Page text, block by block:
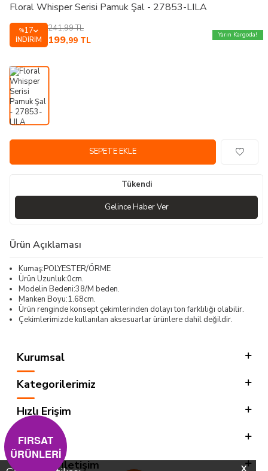
Floral Whisper Serisi Pamuk Şal - 27853-LILA
%17
İNDIRIM
241,99TL
199,99 TL
Yarın Kargoda!
SEPETE EKLE
Tükendi
Gelince Haber Ver
Ürün Açıklaması
Kumaş:POLYESTER/ÖRME
Ürün Uzunluk:0cm.
Modelin Bedeni:38/M beden.
Manken Boyu:1.68cm.
Ürün renginde konsept çekimlerinden dolayı ton farklılığı olabilir.
Çekimlerimizde kullanılan aksesuarlar ürünlere dahil değildir.
Kurumsal
Kategorilerimiz
Hızlı Erişim
Sosyal
Adres & İletişim
FIRSAT
ÜRÜNLERİ